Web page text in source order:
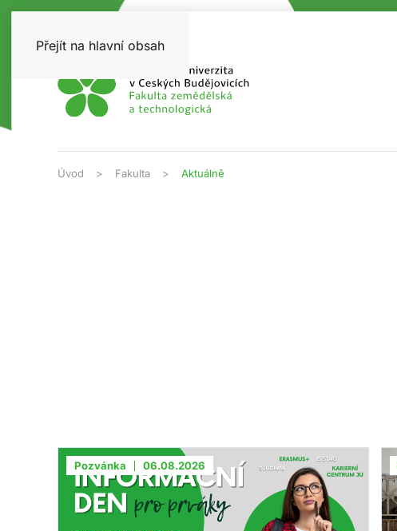
Přejít na hlavní obsah
Úvod Fakulta Aktuálně
Pozvánka 06.08.2026